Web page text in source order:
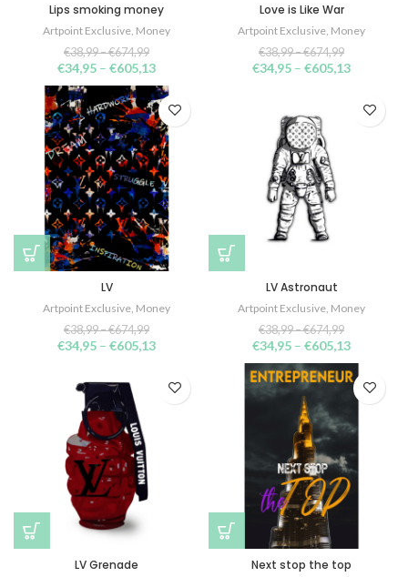
Lips smoking money
Artpoint Exclusive Money
€38,99–€674,99
€34,95 – €605,13
Love is Like War
Artpoint Exclusive Money
€38,99–€674,99
€34,95 – €605,13
LV
Artpoint Exclusive Money
€38,99–€674,99
€34,95 – €605,13
LV Astronaut
Artpoint Exclusive Money
€38,99–€674,99
€34,95 – €605,13
LV Grenade Next stop the top